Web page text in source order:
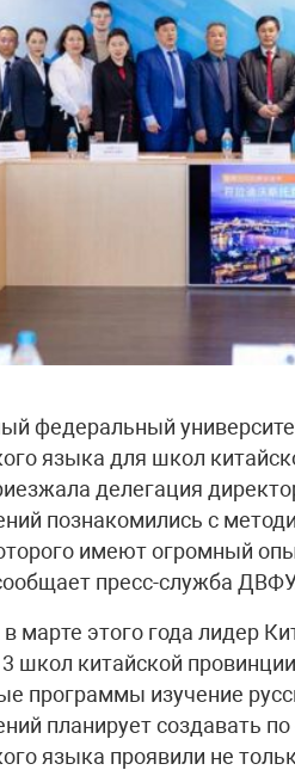
федеральный
языка для школ
делегация
познакомились с
имеют огромный
пресс-служба
в марте этого года лидер
школ китайской
программы изучение
планирует создавать
языка проявили не